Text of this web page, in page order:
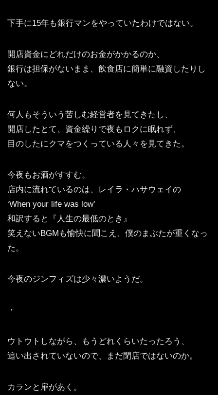
下手に15年も銀行マンをやっていたわけではない。
開店資金にどれだけのお金がかかるのか、
銀行は担保がないまま、飲食店に簡単に融資したりし
ない。
何人もそういう苦しむ経営者を見てきたし、
開店したとて、資金繰りで夜もロクに眠れず、
目のしたにクマをつくっている人々を見てきた。
今夜もお酒がすすむ。
店内に流れているのは、レイラ・ハサウェイの
‘When your life was low’
和訳すると『人生の最低のとき』
笑えないBGMも愉快に聞こえ、僕のまぶたが重くなっ
た。
今夜のジンフィズは少々濃いようだ。
・
ウトウトしながら、もうどれくらいたったろう、
追い出されていないので、まだ閉店ではないのか。
カランと扉があく。